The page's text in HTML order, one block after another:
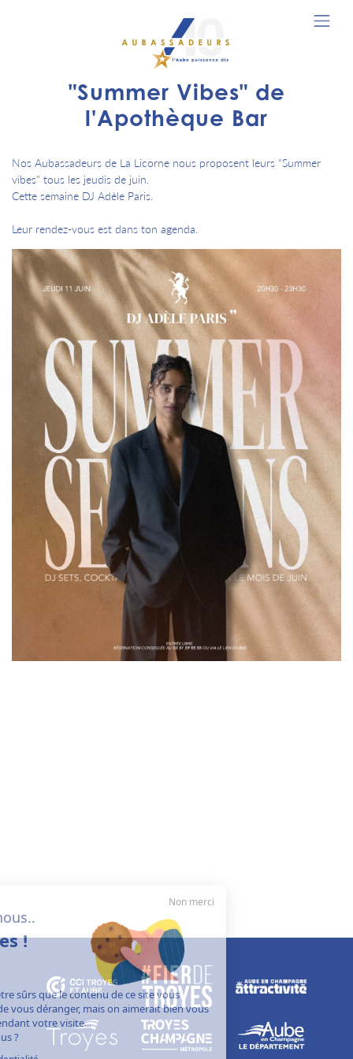
"Summer Vibes" de
l'Apothèque Bar
Nos Aubassadeurs de La Licorne nous proposent leurs "Summer
vibes" tous les jeudis de juin.
Cette semaine DJ Adèle Paris.
Leur rendez-vous est dans ton agenda.
Salut c'est nous..
les cookies !
On a attendu d'être sûrs que le contenu de ce site vous
intéresse avant de vous déranger, mais on aimerait bien vous
accompagner pendant votre visite...
C'est OK pour vous ?